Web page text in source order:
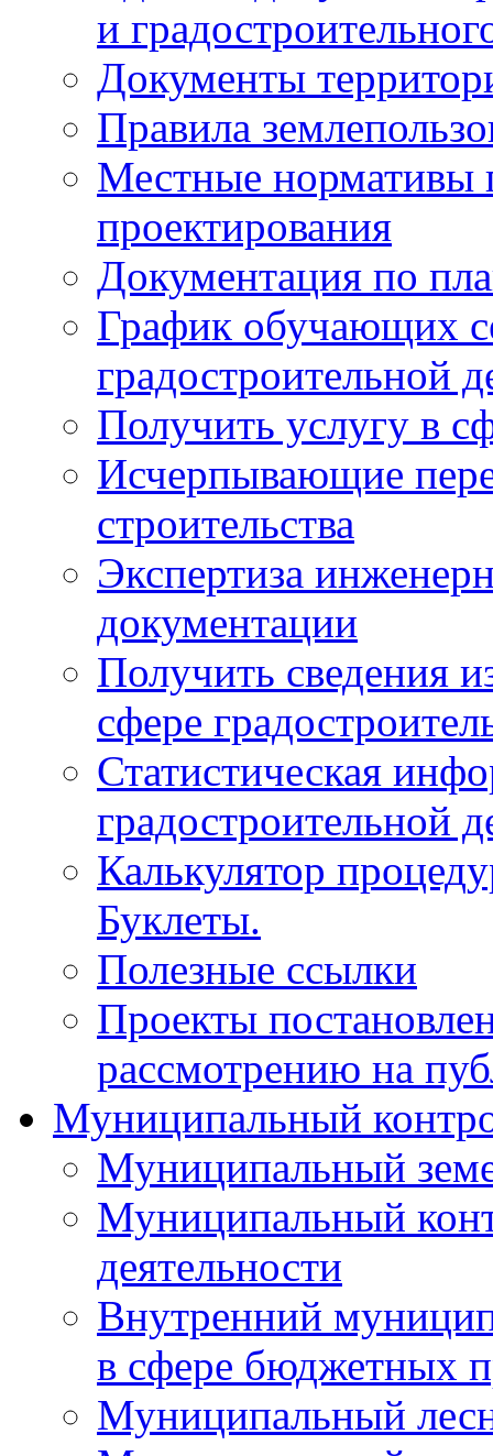
и
Документы
Правила
Местные нормативы
проектирования
Документация по
График обучающих
градостроительной
Получить услугу в
Исчерпывающие
строительства
Экспертиза
документации
Получить сведения
сфере
Статистическая
градостроительной
Калькулятор
Буклеты.
Полезные ссылки
Проекты
рассмотрению на
Муниципальный
Муниципальный
Муниципальный
деятельности
Внутренний
в сфере бюджетных
Муниципальный